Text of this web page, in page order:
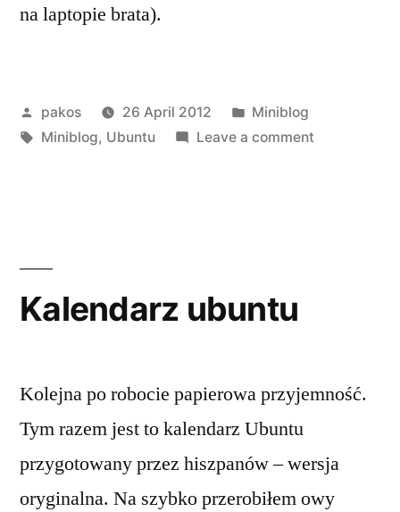
na laptopie brata).
Posted
by
pakos 26 April 2012
Posted
in
Miniblog
Tags:
Miniblog, Ubuntu Leave a commenton
Kalendarz ubuntu
Kolejna po robocie papierowa przyjemność.
Tym razem jest to kalendarz Ubuntu
przygotowany przez hiszpanów – wersja
oryginalna. Na szybko przerobiłem owy